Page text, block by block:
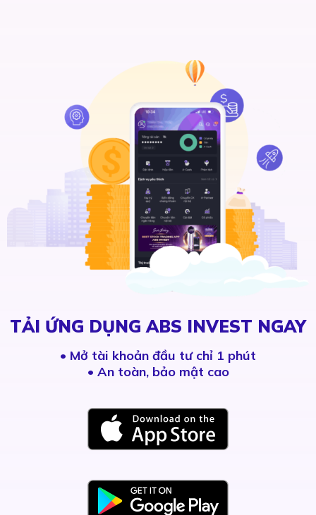
TẢI ỨNG DỤNG ABS INVEST NGAY
• Mở tài khoản đầu tư chỉ 1 phút
• An toàn, bảo mật cao